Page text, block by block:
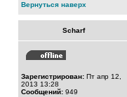
Вернуться наверх
Scharf
Зарегистрирован: Пт апр 12,
2013 13:28
Сообщений: 949